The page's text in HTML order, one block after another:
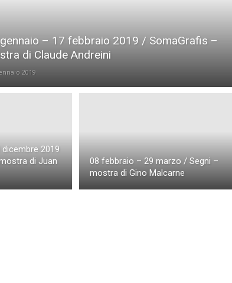
– 17 febbraio 2019 / SomaGrafis –
di Claude Andreini
2019
2019
di Juan
08 febbraio – 29 marzo / Segni –
mostra di Gino Malcarne